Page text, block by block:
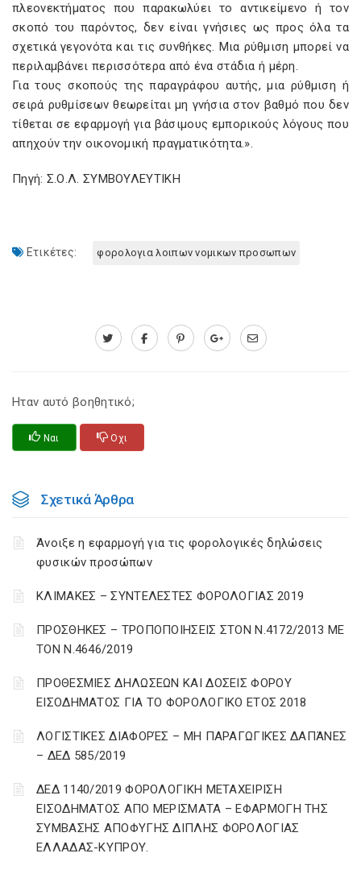
πλεονεκτήματος που παρακωλύει το αντικείμενο ή τον
σκοπό του παρόντος, δεν είναι γνήσιες ως προς όλα τα
σχετικά γεγονότα και τις συνθήκες. Μια ρύθμιση μπορεί να
περιλαμβάνει περισσότερα από ένα στάδια ή μέρη.
Για τους σκοπούς της παραγράφου αυτής, μια ρύθμιση ή
σειρά ρυθμίσεων θεωρείται μη γνήσια στον βαθμό που δεν
τίθεται σε εφαρμογή για βάσιμους εμπορικούς λόγους που
απηχούν την οικονομική πραγματικότητα.».
Πηγή: Σ.Ο.Λ. ΣΥΜΒΟΥΛΕΥΤΙΚΗ
Ετικέτες: φορολογια λοιπων νομικων προσωπων
Ηταν αυτό βοηθητικό;
Ναι Οχι
Σχετικά Άρθρα
Άνοιξε η εφαρμογή για τις φορολογικές δηλώσεις
φυσικών προσώπων
ΚΛΙΜΑΚΕΣ – ΣΥΝΤΕΛΕΣΤΕΣ ΦΟΡΟΛΟΓΙΑΣ 2019
ΠΡΟΣΘΗΚΕΣ – ΤΡΟΠΟΠΟΙΗΣΕΙΣ ΣΤΟΝ Ν.4172/2013 ΜΕ
ΤΟΝ Ν.4646/2019
ΠΡΟΘΕΣΜΙΕΣ ΔΗΛΩΣΕΩΝ ΚΑΙ ΔΟΣΕΙΣ ΦΟΡΟΥ
ΕΙΣΟΔΗΜΑΤΟΣ ΓΙΑ ΤΟ ΦΟΡΟΛΟΓΙΚΟ ΕΤΟΣ 2018
ΛΟΓΙΣΤΙΚΈΣ ΔΙΑΦΟΡΈΣ – ΜΗ ΠΑΡΑΓΩΓΙΚΈΣ ΔΑΠΆΝΕΣ
– ΔΕΔ 585/2019
ΔΕΔ 1140/2019 ΦΟΡΟΛΟΓΙΚΗ ΜΕΤΑΧΕΙΡΙΣΗ
ΕΙΣΟΔΗΜΑΤΟΣ ΑΠΟ ΜΕΡΙΣΜΑΤΑ – ΕΦΑΡΜΟΓΗ ΤΗΣ
ΣΥΜΒΑΣΗΣ ΑΠΟΦΥΓΗΣ ΔΙΠΛΗΣ ΦΟΡΟΛΟΓΙΑΣ
ΕΛΛΑΔΑΣ-ΚΥΠΡΟΥ.